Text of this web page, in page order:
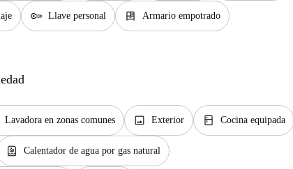
key Llave personal dresser Armario empotrado
Lavadora en zonas comunes image Exterior kitchen Cocina equipada
water_heater Calentador de agua por gas natural